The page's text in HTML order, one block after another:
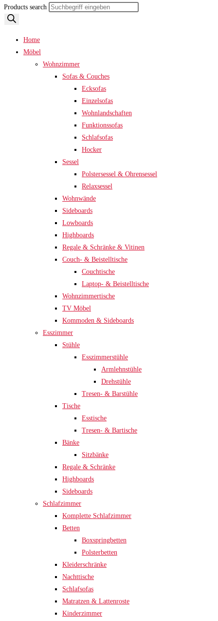
Products search
Home
Möbel
Wohnzimmer
Sofas & Couches
Ecksofas
Einzelsofas
Wohnlandschaften
Funktionssofas
Schlafsofas
Hocker
Sessel
Polstersessel & Ohrensessel
Relaxsessel
Wohnwände
Sideboards
Lowboards
Highboards
Regale & Schränke & Vitinen
Couch- & Beistelltische
Couchtische
Laptop- & Beistelltische
Wohnzimmertische
TV Möbel
Kommoden & Sideboards
Esszimmer
Stühle
Esszimmerstühle
Armlehnstühle
Drehstühle
Tresen- & Barstühle
Tische
Esstische
Tresen- & Bartische
Bänke
Sitzbänke
Regale & Schränke
Highboards
Sideboards
Schlafzimmer
Komplette Schlafzimmer
Betten
Boxspringbetten
Polsterbetten
Kleiderschränke
Nachttische
Schlafsofas
Matratzen & Lattenroste
Kinderzimmer